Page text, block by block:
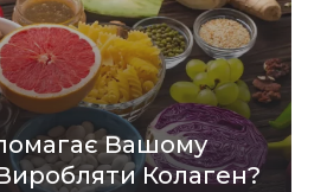
Вашому
Колаген?